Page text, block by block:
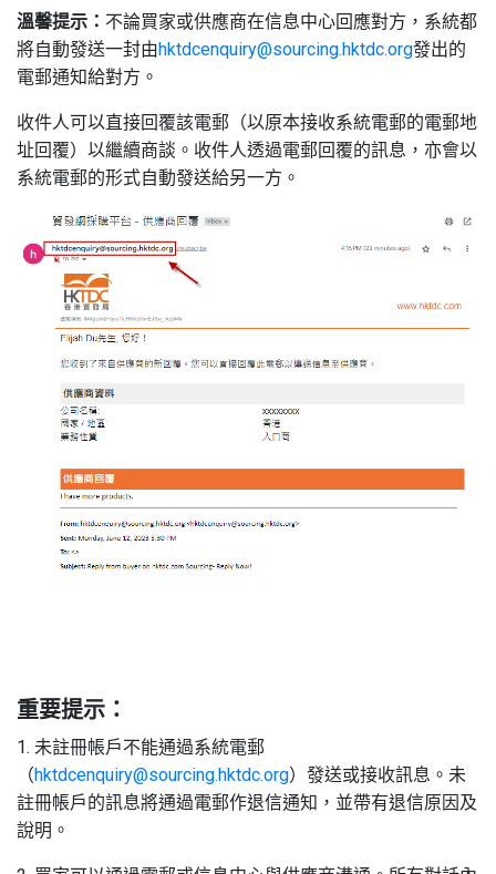
溫馨提示： 不論買家或供應商在信息中心回應對方，系統都
將自動發送一封由hktdcenquiry@sourcing.hktdc.org發出的
電郵通知給對方。
收件人可以直接回覆該電郵（以原本接收系統電郵的電郵地
址回覆）以繼續商談。收件人透過電郵回覆的訊息，亦會以
系統電郵的形式自動發送給另一方。
重要提示：
1. 未註冊帳戶不能通過系統電郵
（hktdcenquiry@sourcing.hktdc.org）發送或接收訊息。未
註冊帳戶的訊息將通過電郵作退信通知，並帶有退信原因及
說明。